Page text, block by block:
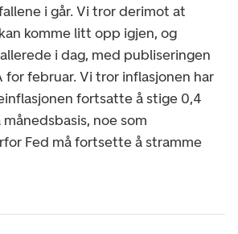
i går. Vi tror derimot at
komme litt opp igjen, og
i dag, med publiseringen
for februar. Vi tror inflasjonen har
fortsatte å stige 0,4
noe som
Fed må fortsette å stramme